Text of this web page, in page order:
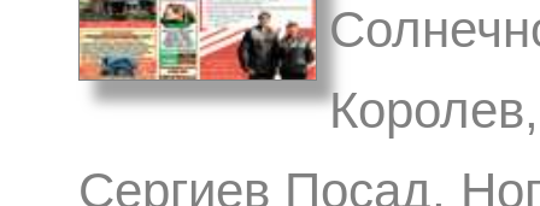
Сергиев Посад,